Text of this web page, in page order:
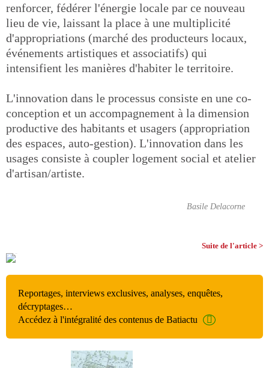
renforcer, fédérer l'énergie locale par ce nouveau
lieu de vie, laissant la place à une multiplicité
d'appropriations (marché des producteurs locaux,
événements artistiques et associatifs) qui
intensifient les manières d'habiter le territoire.
L'innovation dans le processus consiste en une co-
conception et un accompagnement à la dimension
productive des habitants et usagers (appropriation
des espaces, auto-gestion). L'innovation dans les
usages consiste à coupler logement social et atelier
d'artisan/artiste.
Basile Delacorne
Suite de l'article >
Reportages, interviews exclusives, analyses, enquêtes,
décryptages…
Accédez à l'intégralité des contenus de Batiactu